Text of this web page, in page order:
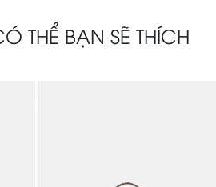
THỂ BẠN SẼ THÍCH